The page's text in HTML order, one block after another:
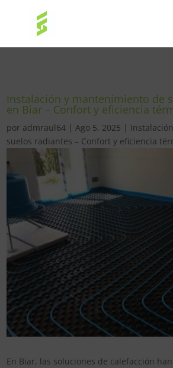
Instalación y mantenimiento de
en Biar – Confort y eficiencia
por admraul64 |Ago 5, 2025 |
suelos radiantes – Confort y eficiencia
En Biar, las soluciones de calefacción